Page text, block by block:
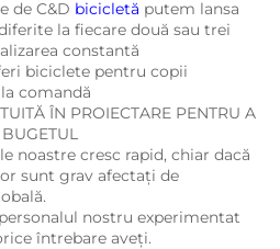
de C&D bicicletă putem lansa
la fiecare două sau trei
constantă
biciclete pentru copii
comandă
ÎN PROIECTARE PENTRU A
noastre cresc rapid, chiar dacă
sunt grav afectați de
nostru experimentat
întrebare aveți.